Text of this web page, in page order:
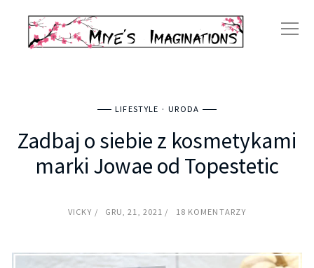
LIFESTYLE URODA
Zadbaj o siebie z kosmetykami
marki Jowae od Topestetic
VICKY GRU, 21, 2021 18 KOMENTARZY